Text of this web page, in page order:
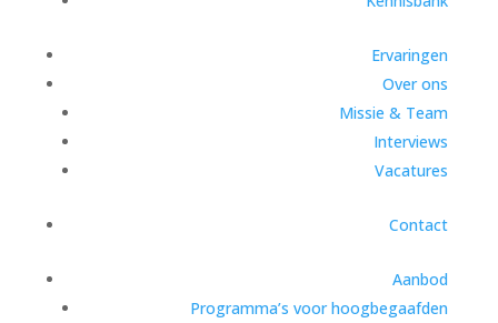
Ervaringen
Over ons
Missie & Team
Interviews
Vacatures
Contact
Aanbod
Programma’s voor hoogbegaafden